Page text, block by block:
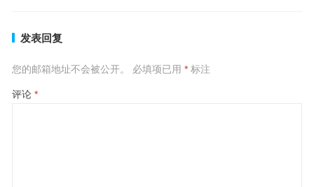
发表回复
您的邮箱地址不会被公开。 必填项已用 *标注
评论 *